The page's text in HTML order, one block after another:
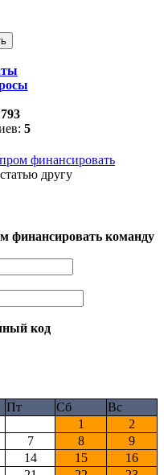
793
5
финансировать
другу
финансировать команду
Пт Сб
Вс
1
2
7 8
9
14 15
16